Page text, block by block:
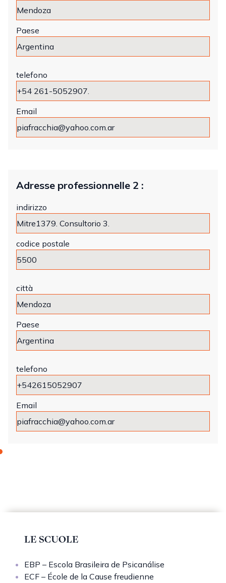
Paese
telefono
Email
Adresse professionnelle 2 :
indirizzo
codice postale
città
Paese
telefono
Email
LE SCUOLE
EBP – Escola Brasileira de Psicanálise
ECF – École de la Cause freudienne